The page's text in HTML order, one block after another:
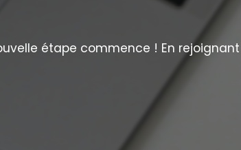
étape commence ! En